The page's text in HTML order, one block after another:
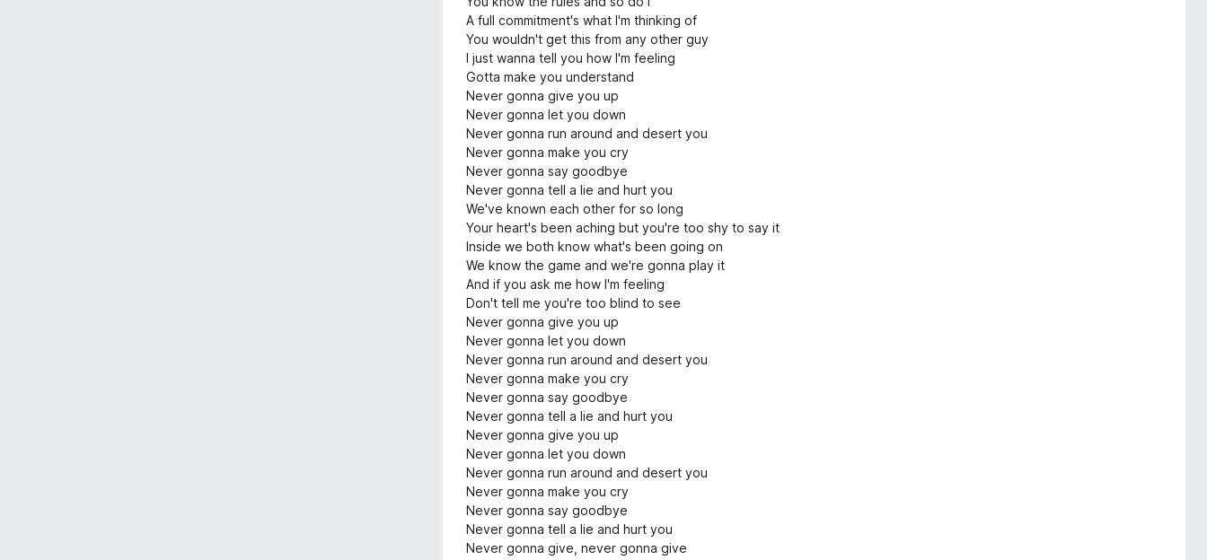
d
e
r
n
g
:
1
a
v
5
A full commitment's what I'm thinking of
You wouldn't get this from any other guy
I just wanna tell you how I'm feeling
Gotta make you understand
Never gonna give you up
Never gonna let you down
Never gonna run around and desert you
Never gonna make you cry
Never gonna say goodbye
Never gonna tell a lie and hurt you
We've known each other for so long
Your heart's been aching but you're too shy to say it
Inside we both know what's been going on
We know the game and we're gonna play it
And if you ask me how I'm feeling
Don't tell me you're too blind to see
Never gonna give you up
Never gonna let you down
Never gonna run around and desert you
Never gonna make you cry
Never gonna say goodbye
Never gonna tell a lie and hurt you
Never gonna give you up
Never gonna let you down
Never gonna run around and desert you
Never gonna make you cry
Never gonna say goodbye
Never gonna tell a lie and hurt you
Never gonna give, never gonna give